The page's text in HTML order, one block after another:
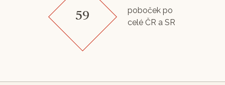
59
poboček po
celé ČR a SR